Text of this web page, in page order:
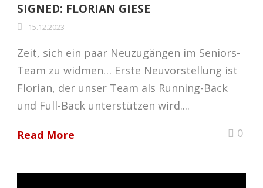
SIGNED: FLORIAN GIESE
15.12.2023
Zeit, sich ein paar Neuzugängen im Seniors-
Team zu widmen… Erste Neuvorstellung ist
Florian, der unser Team als Running-Back
und Full-Back unterstützen wird....
Read More 0